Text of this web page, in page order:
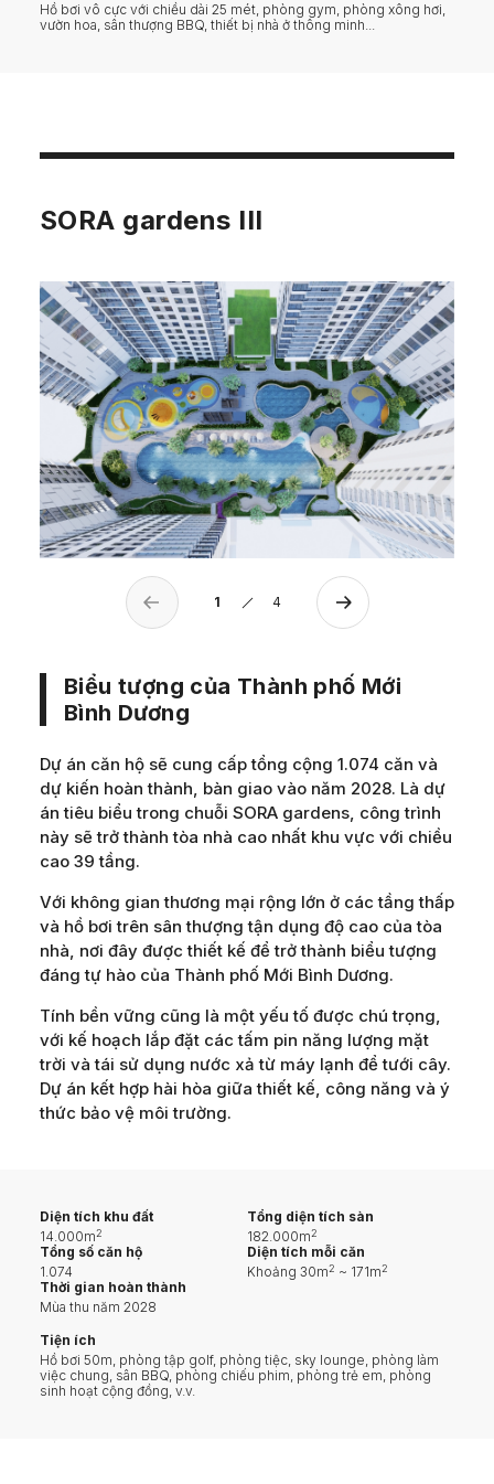
Hồ bơi vô cực với chiều dài 25 mét, phòng gym, phòng xông hơi,
vườn hoa, sân thượng BBQ, thiết bị nhà ở thông minh...
SORA gardens III
1 4
Biểu tượng của Thành phố Mới
Bình Dương
Dự án căn hộ sẽ cung cấp tổng cộng 1.074 căn và
dự kiến hoàn thành, bàn giao vào năm 2028. Là dự
án tiêu biểu trong chuỗi SORA gardens, công trình
này sẽ trở thành tòa nhà cao nhất khu vực với chiều
cao 39 tầng.
Với không gian thương mại rộng lớn ở các tầng thấp
và hồ bơi trên sân thượng tận dụng độ cao của tòa
nhà, nơi đây được thiết kế để trở thành biểu tượng
đáng tự hào của Thành phố Mới Bình Dương.
Tính bền vững cũng là một yếu tố được chú trọng,
với kế hoạch lắp đặt các tấm pin năng lượng mặt
trời và tái sử dụng nước xả từ máy lạnh để tưới cây.
Dự án kết hợp hài hòa giữa thiết kế, công năng và ý
thức bảo vệ môi trường.
Diện tích khu đất
14.000m2
Tổng diện tích sàn
182.000m2
Tổng số căn hộ
1.074
Diện tích mỗi căn
Khoảng 30m2 ~ 171m2
Thời gian hoàn thành
Mùa thu năm 2028
Tiện ích
Hồ bơi 50m, phòng tập golf, phòng tiệc, sky lounge, phòng làm
việc chung, sân BBQ, phòng chiếu phim, phòng trẻ em, phòng
sinh hoạt cộng đồng, v.v.